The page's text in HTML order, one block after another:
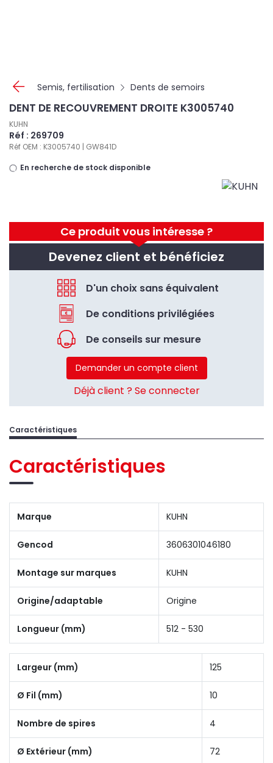
Semis, fertilisation Dents de semoirs
Ce produit vous intéresse ?
Devenez client et bénéficiez
D'un choix sans équivalent
De conditions privilégiées
De conseils sur mesure
Demander un compte client
Déjà client ? Se connecter
DENT DE RECOUVREMENT DROITE K3005740
KUHN
Réf : 269709
Réf OEM : K3005740 | GW841D
En recherche de stock disponible
Caractéristiques
Caractéristiques
Marque KUHN
Gencod 3606301046180
Montage sur marques KUHN
Origine/adaptable Origine
Longueur (mm) 512 - 530
Largeur (mm) 125
Ø Fil (mm) 10
Nombre de spires 4
Ø Extérieur (mm) 72